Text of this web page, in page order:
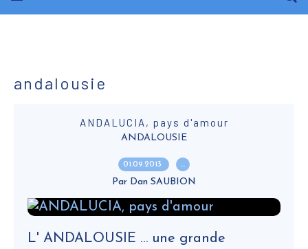
andalousie
ANDALUCIA, pays d'amour
ANDALOUSIE
01.09.2013 …
Par Dan SAUBION
L' ANDALOUSIE … une grande